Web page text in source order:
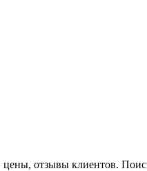
отзывы клиентов.